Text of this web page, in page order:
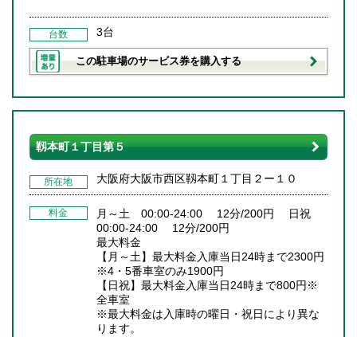
台数 3台
この駐車場のサービス券を購入する
靱本町１丁目第５
所在地 大阪府大阪市西区靱本町１丁目２ー１０
料金
月～土 00:00-24:00 12分/200円 日祝
00:00-24:00 12分/200円
最大料金
【月～土】最大料金入庫当日24時まで2300円
※4・5番車室のみ1900円
【日祝】最大料金入庫当日24時まで800円※
全車室
※最大料金は入庫時の曜日・祝日により異な
ります。